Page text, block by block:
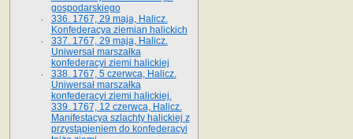
gospodarskiego
336. 1767, 29 maja, Halicz.
Konfederacya ziemian halickich
337. 1767, 29 maja, Halicz.
Uniwersał marszałka
konfederacyi ziemi halickiej
338. 1767, 5 czerwca, Halicz.
Uniwersał marszałka
konfederacyi ziemi halickiej.
339. 1767, 12 czerwca, Halicz.
Manifestacya szlachty halickiej z
przystąpieniem do konfederacyi